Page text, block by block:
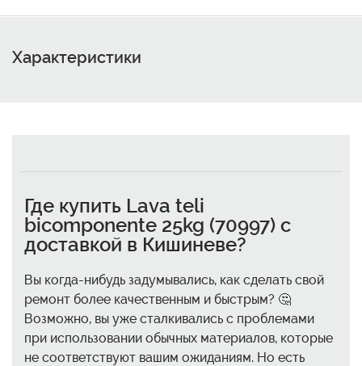
Характеристики
Где купить Lava teli
bicomponente 25kg (70997) с
доставкой в Кишиневе?
Вы когда-нибудь задумывались, как сделать свой
ремонт более качественным и быстрым? 🤔
Возможно, вы уже сталкивались с проблемами
при использовании обычных материалов, которые
не соответствуют вашим ожиданиям. Но есть